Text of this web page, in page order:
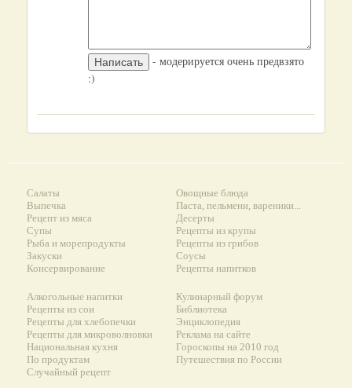
- модерируется очень предвзято
:)
Салаты
Выпечка
Рецепт из мяса
Супы
Рыба и морепродукты
Закуски
Консервирование
Овощные блюда
Паста, пельмени, вареники...
Десерты
Рецепты из крупы
Рецепты из грибов
Соусы
Рецепты напитков
Алкогольные напитки
Рецепты из сои
Рецепты для хлебопечки
Рецепты для микроволновки
Национальная кухня
По продуктам
Случайный рецепт
Кулинарный форум
Библиотека
Энциклопедия
Реклама на сайте
Гороскопы на 2010 год
Путешествия по России